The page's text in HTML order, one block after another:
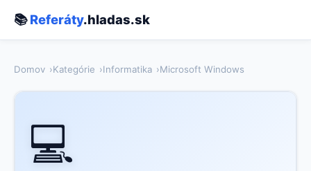
📚Referáty.hladas.sk
Domov Kategórie Informatika Microsoft Windows
💻